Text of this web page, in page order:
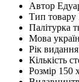
Автор
Тип товару
Палітурка
Мова
Рік видання
Кількість
Розмір 150